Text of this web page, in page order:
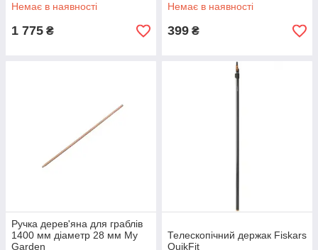
Немає в наявності
1 775 ₴
Немає в наявності
399 ₴
Ручка дерев'яна для граблів
1400 мм діаметр 28 мм My
Garden
Телескопічний держак Fiskars
QuikFit